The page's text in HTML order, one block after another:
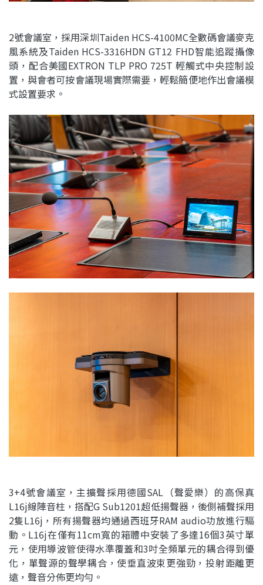
2號會議室，採用深圳Taiden HCS-4100MC全數碼會議麥克
風系統及Taiden HCS-3316HDN GT12 FHD智能追蹤攝像
頭，配合美國EXTRON TLP PRO 725T 輕觸式中央控制設
置，與會者可按會議現場實際需要，輕鬆簡便地作出會議模
式設置要求。
3+4號會議室，主擴聲採用德國SAL（聲愛樂）的高保真
L16j線陣音柱，搭配G Sub1201超低揚聲器，後側補聲採用
2隻L16j，所有揚聲器均通過西班牙RAM audio功放進行驅
動。L16j在僅有11cm寬的箱體中安裝了多達16個3英寸單
元，使用導波管使得水準覆蓋和3吋全頻單元的耦合得到優
化，單聲源的聲學耦合，使垂直波束更強勁，投射距離更
遠，聲音分佈更均勻。